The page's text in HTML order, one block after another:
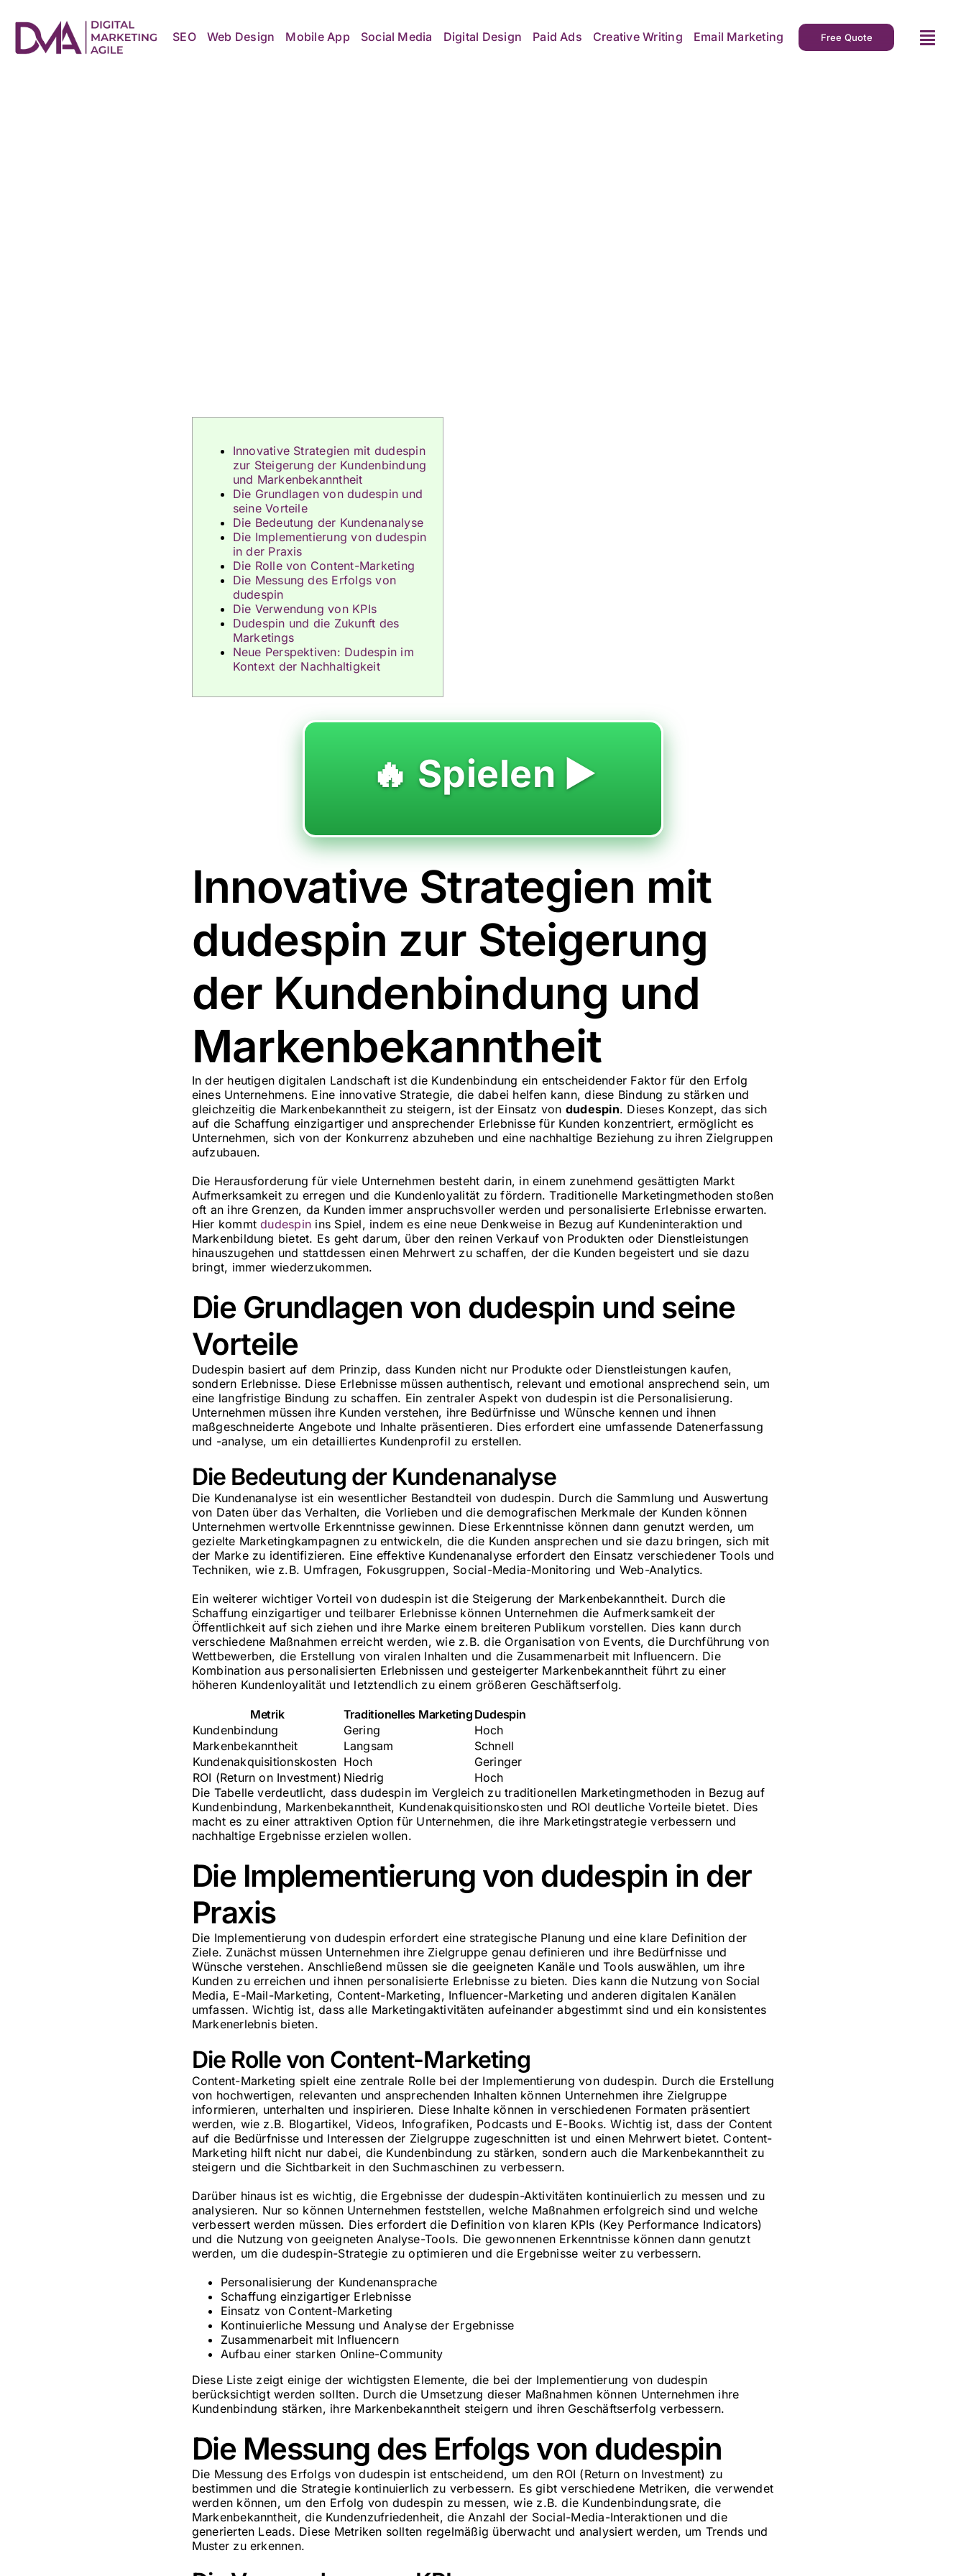
content
SEO Web Design Mobile App Social Media Digital Design Paid Ads Creative Writing Email Marketing Free Quote
Innovative Strategien mit dudespin
zur Steigerung der Kundenbindung
und Markenbekanntheit
Die Grundlagen von dudespin und
seine Vorteile
Die Bedeutung der Kundenanalyse
Die Implementierung von dudespin
in der Praxis
Die Rolle von Content-Marketing
Die Messung des Erfolgs von
dudespin
Die Verwendung von KPIs
Dudespin und die Zukunft des
Marketings
Neue Perspektiven: Dudespin im
Kontext der Nachhaltigkeit
🔥 Spielen ▶️
Innovative Strategien mit
dudespin zur Steigerung
der Kundenbindung und
Markenbekanntheit
In der heutigen digitalen Landschaft ist die Kundenbindung ein entscheidender Faktor für den Erfolg
eines Unternehmens. Eine innovative Strategie, die dabei helfen kann, diese Bindung zu stärken und
gleichzeitig die Markenbekanntheit zu steigern, ist der Einsatz von dudespin. Dieses Konzept, das sich
auf die Schaffung einzigartiger und ansprechender Erlebnisse für Kunden konzentriert, ermöglicht es
Unternehmen, sich von der Konkurrenz abzuheben und eine nachhaltige Beziehung zu ihren Zielgruppen
aufzubauen.
Die Herausforderung für viele Unternehmen besteht darin, in einem zunehmend gesättigten Markt
Aufmerksamkeit zu erregen und die Kundenloyalität zu fördern. Traditionelle Marketingmethoden stoßen
oft an ihre Grenzen, da Kunden immer anspruchsvoller werden und personalisierte Erlebnisse erwarten.
Hier kommtdudespin ins Spiel, indem es eine neue Denkweise in Bezug auf Kundeninteraktion und
Markenbildung bietet. Es geht darum, über den reinen Verkauf von Produkten oder Dienstleistungen
hinauszugehen und stattdessen einen Mehrwert zu schaffen, der die Kunden begeistert und sie dazu
bringt, immer wiederzukommen.
Die Grundlagen von dudespin und seine
Vorteile
Dudespin basiert auf dem Prinzip, dass Kunden nicht nur Produkte oder Dienstleistungen kaufen,
sondern Erlebnisse. Diese Erlebnisse müssen authentisch, relevant und emotional ansprechend sein, um
eine langfristige Bindung zu schaffen. Ein zentraler Aspekt von dudespin ist die Personalisierung.
Unternehmen müssen ihre Kunden verstehen, ihre Bedürfnisse und Wünsche kennen und ihnen
maßgeschneiderte Angebote und Inhalte präsentieren. Dies erfordert eine umfassende Datenerfassung
und -analyse, um ein detailliertes Kundenprofil zu erstellen.
Die Bedeutung der Kundenanalyse
Die Kundenanalyse ist ein wesentlicher Bestandteil von dudespin. Durch die Sammlung und Auswertung
von Daten über das Verhalten, die Vorlieben und die demografischen Merkmale der Kunden können
Unternehmen wertvolle Erkenntnisse gewinnen. Diese Erkenntnisse können dann genutzt werden, um
gezielte Marketingkampagnen zu entwickeln, die die Kunden ansprechen und sie dazu bringen, sich mit
der Marke zu identifizieren. Eine effektive Kundenanalyse erfordert den Einsatz verschiedener Tools und
Techniken, wie z.B. Umfragen, Fokusgruppen, Social-Media-Monitoring und Web-Analytics.
Ein weiterer wichtiger Vorteil von dudespin ist die Steigerung der Markenbekanntheit. Durch die
Schaffung einzigartiger und teilbarer Erlebnisse können Unternehmen die Aufmerksamkeit der
Öffentlichkeit auf sich ziehen und ihre Marke einem breiteren Publikum vorstellen. Dies kann durch
verschiedene Maßnahmen erreicht werden, wie z.B. die Organisation von Events, die Durchführung von
Wettbewerben, die Erstellung von viralen Inhalten und die Zusammenarbeit mit Influencern. Die
Kombination aus personalisierten Erlebnissen und gesteigerter Markenbekanntheit führt zu einer
höheren Kundenloyalität und letztendlich zu einem größeren Geschäftserfolg.
Metrik Traditionelles Marketing Dudespin
Kundenbindung
Gering
Hoch
Markenbekanntheit
Langsam
Schnell
Kundenakquisitionskosten Hoch
Geringer
ROI (Return on Investment) Niedrig
Hoch
Die Tabelle verdeutlicht, dass dudespin im Vergleich zu traditionellen Marketingmethoden in Bezug auf
Kundenbindung, Markenbekanntheit, Kundenakquisitionskosten und ROI deutliche Vorteile bietet. Dies
macht es zu einer attraktiven Option für Unternehmen, die ihre Marketingstrategie verbessern und
nachhaltige Ergebnisse erzielen wollen.
Die Implementierung von dudespin in der
Praxis
Die Implementierung von dudespin erfordert eine strategische Planung und eine klare Definition der
Ziele. Zunächst müssen Unternehmen ihre Zielgruppe genau definieren und ihre Bedürfnisse und
Wünsche verstehen. Anschließend müssen sie die geeigneten Kanäle und Tools auswählen, um ihre
Kunden zu erreichen und ihnen personalisierte Erlebnisse zu bieten. Dies kann die Nutzung von Social
Media, E-Mail-Marketing, Content-Marketing, Influencer-Marketing und anderen digitalen Kanälen
umfassen. Wichtig ist, dass alle Marketingaktivitäten aufeinander abgestimmt sind und ein konsistentes
Markenerlebnis bieten.
Die Rolle von Content-Marketing
Content-Marketing spielt eine zentrale Rolle bei der Implementierung von dudespin. Durch die Erstellung
von hochwertigen, relevanten und ansprechenden Inhalten können Unternehmen ihre Zielgruppe
informieren, unterhalten und inspirieren. Diese Inhalte können in verschiedenen Formaten präsentiert
werden, wie z.B. Blogartikel, Videos, Infografiken, Podcasts und E-Books. Wichtig ist, dass der Content
auf die Bedürfnisse und Interessen der Zielgruppe zugeschnitten ist und einen Mehrwert bietet. Content-
Marketing hilft nicht nur dabei, die Kundenbindung zu stärken, sondern auch die Markenbekanntheit zu
steigern und die Sichtbarkeit in den Suchmaschinen zu verbessern.
Darüber hinaus ist es wichtig, die Ergebnisse der dudespin-Aktivitäten kontinuierlich zu messen und zu
analysieren. Nur so können Unternehmen feststellen, welche Maßnahmen erfolgreich sind und welche
verbessert werden müssen. Dies erfordert die Definition von klaren KPIs (Key Performance Indicators)
und die Nutzung von geeigneten Analyse-Tools. Die gewonnenen Erkenntnisse können dann genutzt
werden, um die dudespin-Strategie zu optimieren und die Ergebnisse weiter zu verbessern.
Personalisierung der Kundenansprache
Schaffung einzigartiger Erlebnisse
Einsatz von Content-Marketing
Kontinuierliche Messung und Analyse der Ergebnisse
Zusammenarbeit mit Influencern
Aufbau einer starken Online-Community
Diese Liste zeigt einige der wichtigsten Elemente, die bei der Implementierung von dudespin
berücksichtigt werden sollten. Durch die Umsetzung dieser Maßnahmen können Unternehmen ihre
Kundenbindung stärken, ihre Markenbekanntheit steigern und ihren Geschäftserfolg verbessern.
Die Messung des Erfolgs von dudespin
Die Messung des Erfolgs von dudespin ist entscheidend, um den ROI (Return on Investment) zu
bestimmen und die Strategie kontinuierlich zu verbessern. Es gibt verschiedene Metriken, die verwendet
werden können, um den Erfolg von dudespin zu messen, wie z.B. die Kundenbindungsrate, die
Markenbekanntheit, die Kundenzufriedenheit, die Anzahl der Social-Media-Interaktionen und die
generierten Leads. Diese Metriken sollten regelmäßig überwacht und analysiert werden, um Trends und
Muster zu erkennen.